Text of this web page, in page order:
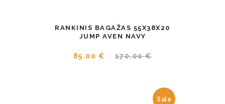
RANKINIS BAGAŽAS 55X38X20
JUMP AVEN NAVY
85.00 € 170.00 €
Sale